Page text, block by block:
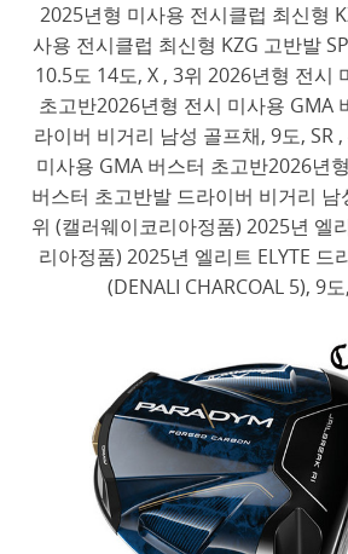
2025년형 미사용 전시클럽 최신형
사용 전시클럽 최신형 KZG 고반발
10.5도 14도, X , 3위 2026년형 전시
초고반2026년형 전시 미사용 GMA
라이버 비거리 남성 골프채, 9도, SR
미사용 GMA 버스터 초고반2026년
버스터 초고반발 드라이버 비거리 남
위 (캘러웨이코리아정품) 2025년 엘
리아정품) 2025년 엘리트 ELYTE 드
(DENALI CHARCOAL 5), 9